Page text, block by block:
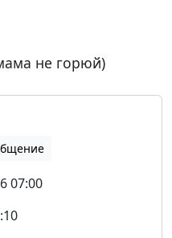
не горюй)
07:00